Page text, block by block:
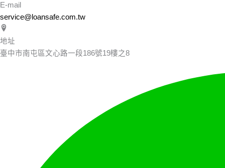
E-mail
service@loansafe.com.tw
地址
臺中市南屯區文心路一段186號19樓之8